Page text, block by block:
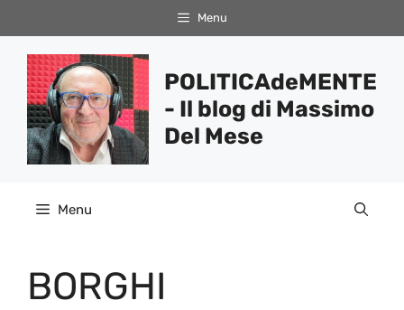
al
contenuto
Menu
POLITICAdeMENTE
- Il blog di Massimo
Del Mese
Menu
BORGHI